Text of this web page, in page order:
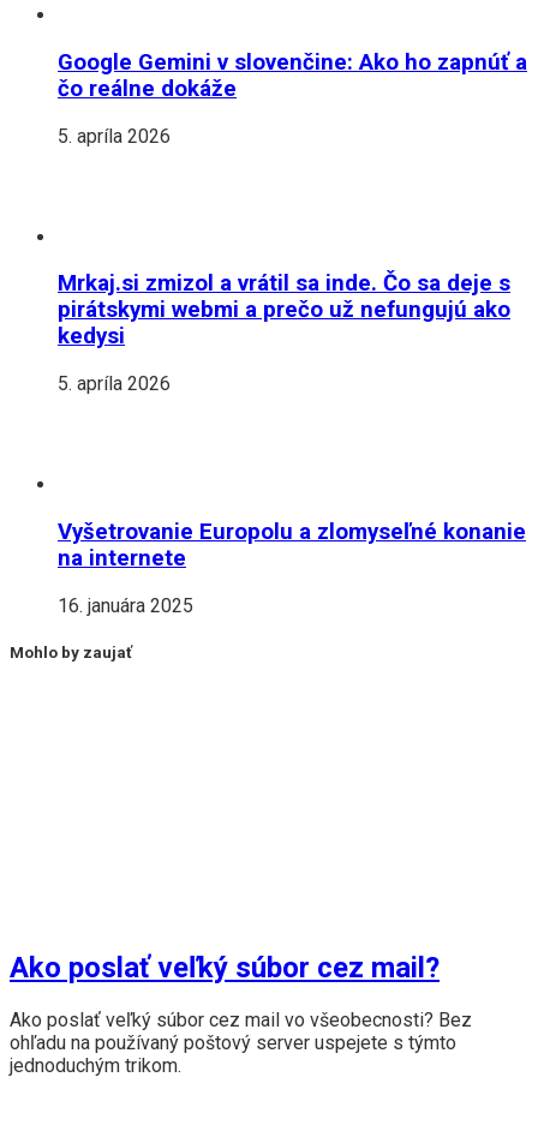
Google Gemini v slovenčine: Ako ho zapnúť a
čo reálne dokáže
5. apríla 2026
Mrkaj.si zmizol a vrátil sa inde. Čo sa deje s
pirátskymi webmi a prečo už nefungujú ako
kedysi
5. apríla 2026
Vyšetrovanie Europolu a zlomyseľné konanie
na internete
16. januára 2025
Mohlo by zaujať
Ako poslať veľký súbor cez mail?
Ako poslať veľký súbor cez mail vo všeobecnosti? Bez
ohľadu na používaný poštový server uspejete s týmto
jednoduchým trikom.